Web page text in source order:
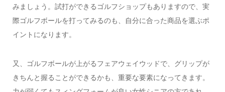
みましょう。試打ができるゴルフショップもありますので、実
際ゴルフボールを打ってみるのも、自分に合った商品を選ぶポ
イントになります。
又、ゴルフボールが上がるフェアウェイウッドで、グリップが
きちんと握ることができるかも、重要な要素になってきます。